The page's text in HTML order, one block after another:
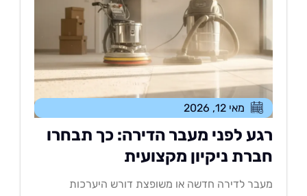
מאי 12, 2026
לפני מעבר הדירה: כך תבחרו
ניקיון מקצועית
לדירה חדשה או משופצת דורש היערכות